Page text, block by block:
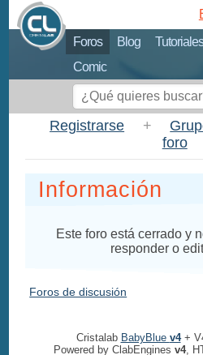
Foros Blog
Comic
Registrarse +
foro
Información
Este foro está cerrado y
responder o
Foros de discusión
Cristalab BabyBlue v4+
Powered by ClabEngines v4,